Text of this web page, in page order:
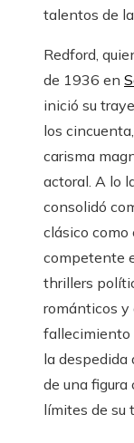
talentos de
Redford,
de 1936 en
inició su
los
carisma
actoral. A lo
consolidó
clásico como
competente
thrillers
románticos y
fallecimiento
la despedida
de una figura
límites de su